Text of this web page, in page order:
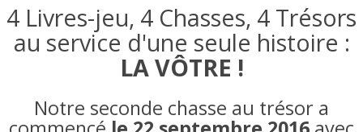
4 Livres-jeu, 4 Chasses, 4 Trésors
au service d'une seule histoire :
LA VÔTRE !
Notre seconde chasse au trésor a